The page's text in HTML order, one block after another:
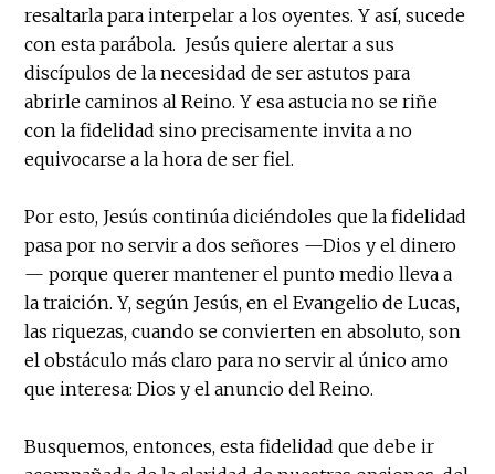
resaltarla para interpelar a los oyentes. Y así, sucede
con esta parábola. Jesús quiere alertar a sus
discípulos de la necesidad de ser astutos para
abrirle caminos al Reino. Y esa astucia no se riñe
con la fidelidad sino precisamente invita a no
equivocarse a la hora de ser fiel.
Por esto, Jesús continúa diciéndoles que la fidelidad
pasa por no servir a dos señores —Dios y el dinero
— porque querer mantener el punto medio lleva a
la traición. Y, según Jesús, en el Evangelio de Lucas,
las riquezas, cuando se convierten en absoluto, son
el obstáculo más claro para no servir al único amo
que interesa: Dios y el anuncio del Reino.
Busquemos, entonces, esta fidelidad que debe ir